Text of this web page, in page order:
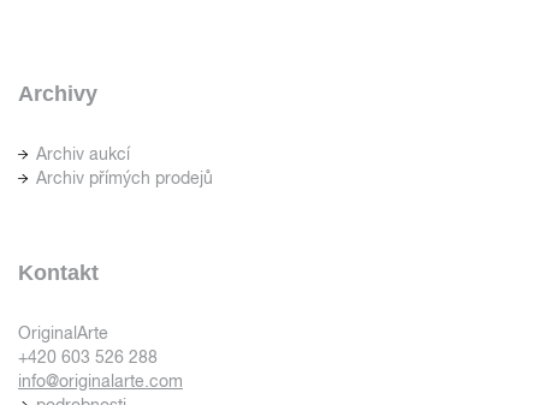
Archivy
Archiv aukcí
Archiv přímých prodejů
Kontakt
OriginalArte
+420 603 526 288
info@originalarte.com